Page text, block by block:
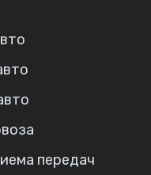
передач